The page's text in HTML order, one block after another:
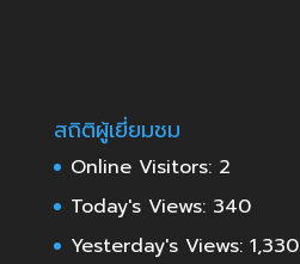
สถิติผู้เยี่ยมชม
Online Visitors: 2
Today's Views: 340
Yesterday's Views: 1,330